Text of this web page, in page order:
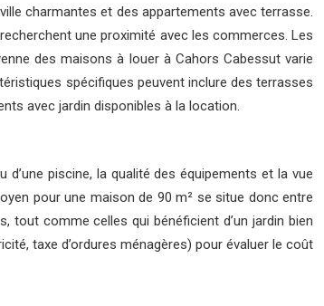
charmantes et des appartements avec terrasse.
une proximité avec les commerces. Les
des maisons à louer à Cahors Cabessut varie
spécifiques peuvent inclure des terrasses
avec jardin disponibles à la location.
piscine, la qualité des équipements et la vue
pour une maison de 90 m² se situe donc entre
tout comme celles qui bénéficient d’un jardin bien
taxe d’ordures ménagères) pour évaluer le coût